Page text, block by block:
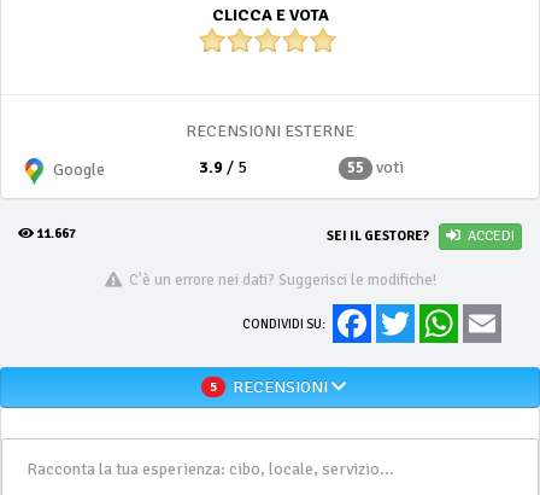
CLICCA E VOTA
RECENSIONI ESTERNE
Google
3.9/ 5 55 voti
11.667 SEI IL GESTORE? ACCEDI
C'è un errore nei dati? Suggerisci le modifiche!
CONDIVIDI SU:
FacebookTwitter WhatsApp
5 RECENSIONI